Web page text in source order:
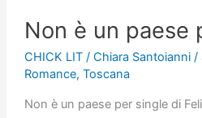
Non è un paese
CHICK LIT/ Chiara Santoianni /
Romance, Toscana
Non è un paese per single di